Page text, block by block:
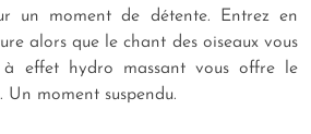
un moment de détente. Entrez en
alors que le chant des oiseaux vous
à effet hydro massant vous offre le
Un moment suspendu.